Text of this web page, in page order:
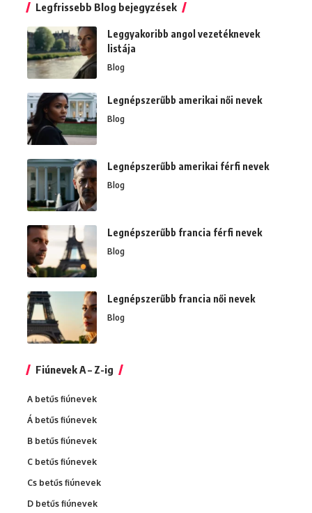
Legfrissebb Blog bejegyzések
Leggyakoribb angol vezetéknevek
listája
Blog
Legnépszerűbb amerikai női nevek
Blog
Legnépszerűbb amerikai férfi nevek
Blog
Legnépszerűbb francia férfi nevek
Blog
Legnépszerűbb francia női nevek
Blog
Fiúnevek A – Z-ig
A betűs fiúnevek
Á betűs fiúnevek
B betűs fiúnevek
C betűs fiúnevek
Cs betűs fiúnevek
D betűs fiúnevek